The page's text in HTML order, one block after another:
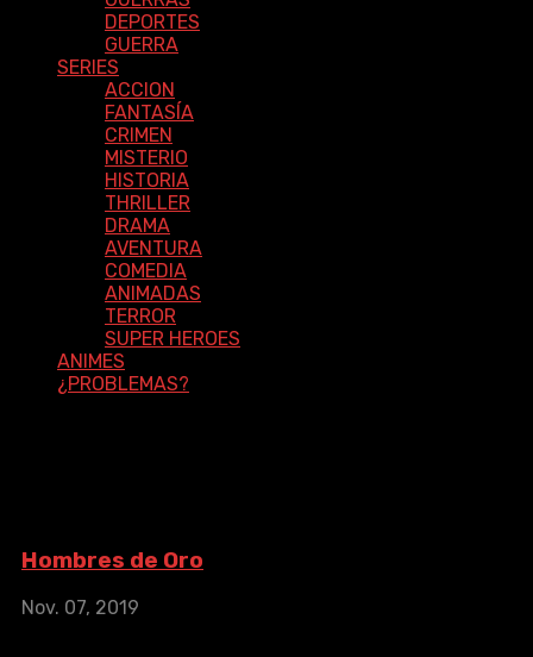
DEPORTES
GUERRA
SERIES
ACCION
FANTASÍA
CRIMEN
MISTERIO
HISTORIA
THRILLER
DRAMA
AVENTURA
COMEDIA
ANIMADAS
TERROR
SUPER HEROES
ANIMES
¿PROBLEMAS?
Hombres de Oro
Nov. 07, 2019